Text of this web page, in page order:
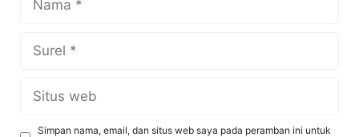
web
Simpan nama, email, dan situs web saya pada peramban ini untuk